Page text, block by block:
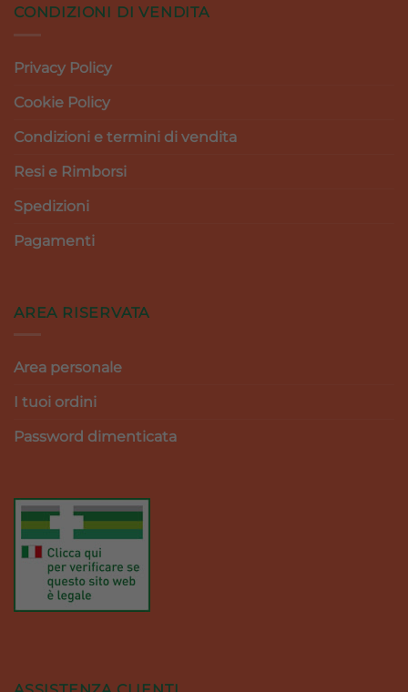
CONDIZIONI DI VENDITA
Privacy Policy
Cookie Policy
Condizioni e termini di vendita
Resi e Rimborsi
Spedizioni
Pagamenti
AREA RISERVATA
Area personale
I tuoi ordini
Password dimenticata